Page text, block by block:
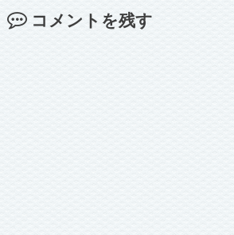
コメントを残す